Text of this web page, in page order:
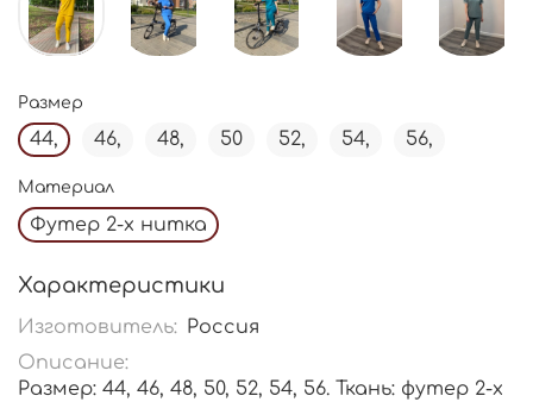
Размер
44, 46, 48, 50 52, 54, 56,
Материал
Футер 2-х нитка
Характеристики
Изготовитель:
Россия
Описание:
Размер: 44, 46, 48, 50, 52, 54, 56. Ткань: футер 2-х